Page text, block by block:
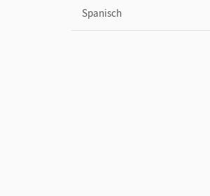
Spanisch